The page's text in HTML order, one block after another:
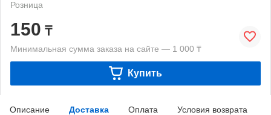
Розница
150 ₸
Минимальная сумма заказа на сайте — 1 000 ₸
Купить
Описание Доставка Оплата Условия возврата